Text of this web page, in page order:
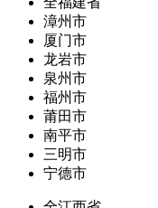
漳州市
厦门市
龙岩市
泉州市
福州市
莆田市
南平市
三明市
宁德市